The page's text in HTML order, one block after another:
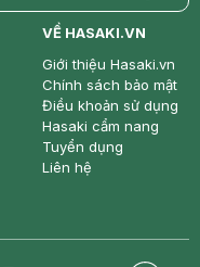
price
VỀ HASAKI.VN
Giới thiệu Hasaki.vn
Chính sách bảo mật
Điều khoản sử dụng
Hasaki cẩm nang
Tuyển dụng
Liên hệ